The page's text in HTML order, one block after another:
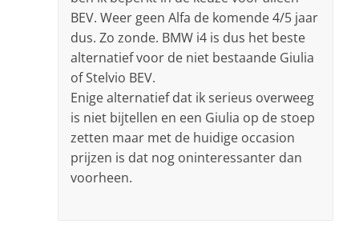
BEV. Weer geen Alfa de komende 4/5 jaar
dus. Zo zonde. BMW i4 is dus het beste
alternatief voor de niet bestaande Giulia
of Stelvio BEV.
Enige alternatief dat ik serieus overweeg
is niet bijtellen en een Giulia op de stoep
zetten maar met de huidige occasion
prijzen is dat nog oninteressanter dan
voorheen.